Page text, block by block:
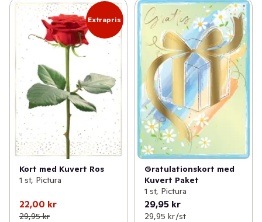
Extrapris
Kort med Kuvert Ros
1 st, Pictura
22,00 kr
29,95 kr
Gratulationskort med
Kuvert Paket
1 st, Pictura
29,95 kr
29,95 kr /st